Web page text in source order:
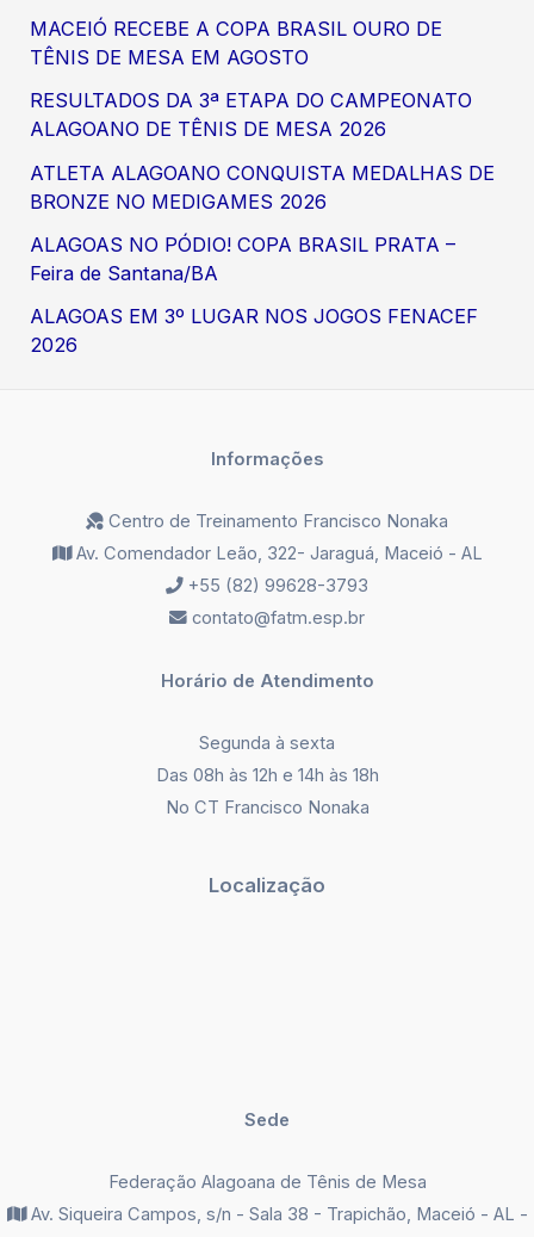
MACEIÓ RECEBE A COPA BRASIL OURO DE
TÊNIS DE MESA EM AGOSTO
RESULTADOS DA 3ª ETAPA DO CAMPEONATO
ALAGOANO DE TÊNIS DE MESA 2026
ATLETA ALAGOANO CONQUISTA MEDALHAS DE
BRONZE NO MEDIGAMES 2026
ALAGOAS NO PÓDIO! COPA BRASIL PRATA –
Feira de Santana/BA
ALAGOAS EM 3º LUGAR NOS JOGOS FENACEF
2026
Informações
Centro de Treinamento Francisco Nonaka
Av. Comendador Leão, 322- Jaraguá, Maceió - AL
+55 (82) 99628-3793
contato@fatm.esp.br
Horário de Atendimento
Segunda à sexta
Das 08h às 12h e 14h às 18h
No CT Francisco Nonaka
Localização
Sede
Federação Alagoana de Tênis de Mesa
Av. Siqueira Campos, s/n - Sala 38 - Trapichão, Maceió - AL -